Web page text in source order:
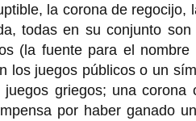
la corona de
todas en su conjunto
(la fuente para el
los juegos públicos o un
juegos griegos; una
por haber ganado